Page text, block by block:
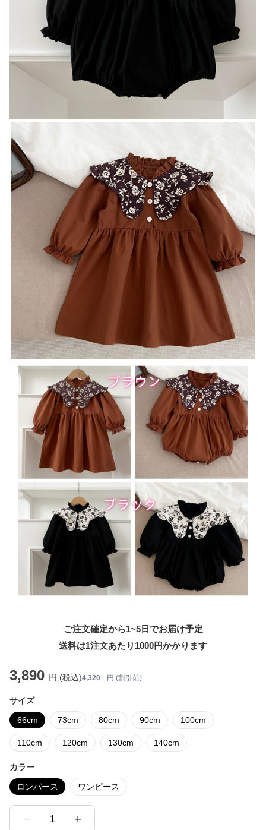
ご注文確定から1~5日でお届け予定
送料は1注文あたり 1000円かかります
3,890 円 (税込)4,320 円 (割引前)
サイズ
66cm 73cm 80cm 90cm 100cm
110cm 120cm 130cm 140cm
カラー
ロンパース ワンピース
1